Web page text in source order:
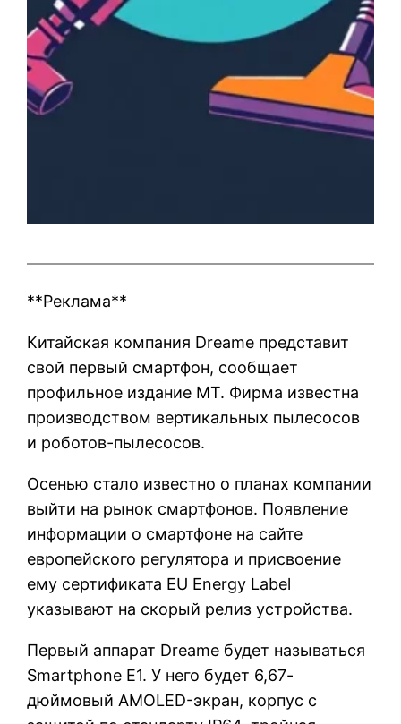
**Реклама**
Китайская компания Dreame представит
свой первый смартфон, сообщает
профильное издание MT. Фирма известна
производством вертикальных пылесосов
и роботов-пылесосов.
Осенью стало известно о планах компании
выйти на рынок смартфонов. Появление
информации о смартфоне на сайте
европейского регулятора и присвоение
ему сертификата EU Energy Label
указывают на скорый релиз устройства.
Первый аппарат Dreame будет называться
Smartphone E1. У него будет 6,67-
дюймовый AMOLED-экран, корпус с